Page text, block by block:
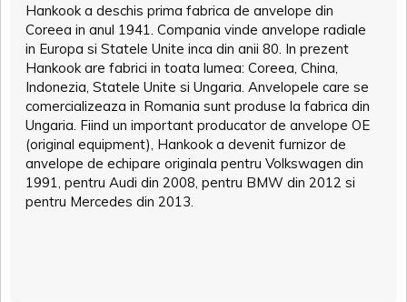
Hankook a deschis prima fabrica de anvelope din
Coreea in anul 1941. Compania vinde anvelope radiale
in Europa si Statele Unite inca din anii 80. In prezent
Hankook are fabrici in toata lumea: Coreea, China,
Indonezia, Statele Unite si Ungaria. Anvelopele care se
comercializeaza in Romania sunt produse la fabrica din
Ungaria. Fiind un important producator de anvelope OE
(original equipment), Hankook a devenit furnizor de
anvelope de echipare originala pentru Volkswagen din
1991, pentru Audi din 2008, pentru BMW din 2012 si
pentru Mercedes din 2013.